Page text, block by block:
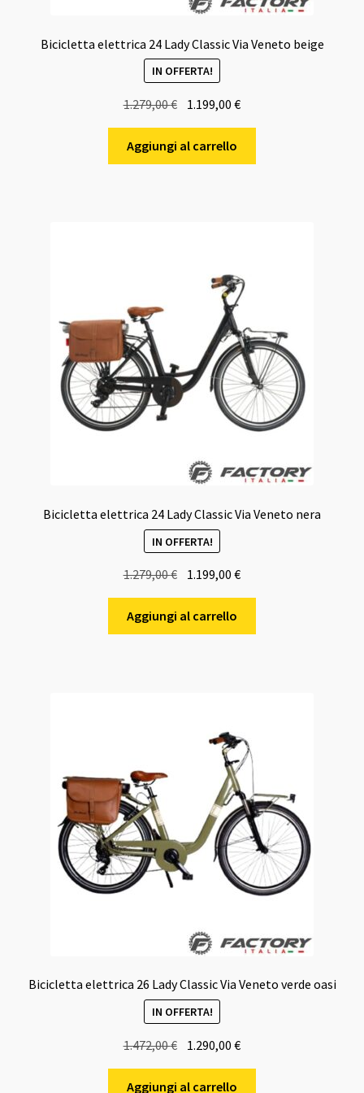
Bicicletta elettrica 24 Lady Classic Via Veneto beige
IN OFFERTA!
1.279,00€
originale
era:
1.199,00€Il
è:
Aggiungi al carrello
Bicicletta elettrica 24 Lady Classic Via Veneto nera
IN OFFERTA!
1.279,00€
prezzo
originale
era:
1.199,00€Il
prezzo
è:
Aggiungi al carrello
Bicicletta elettrica 26 Lady Classic Via Veneto verde oasi
IN OFFERTA!
1.472,00€
originale
1.290,00€Il
Aggiungi al carrello